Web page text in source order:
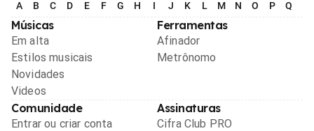
A B C D E F G H I J K L M N O P Q
Músicas
Em alta
Estilos musicais
Novidades
Videos
Ferramentas
Afinador
Metrônomo
Comunidade
Entrar ou criar conta
Assinaturas
Cifra Club PRO